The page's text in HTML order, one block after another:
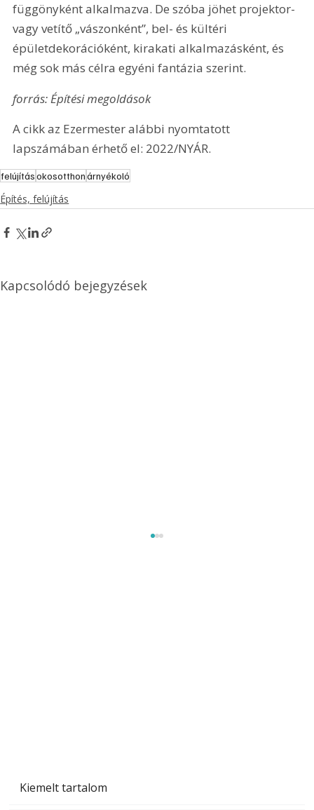
Kiemelt tartalom
függönyként alkalmazva. De szóba jöhet projektor-
vagy vetítő „vászonként”, bel- és kültéri
épületdekorációként, kirakati alkalmazásként, és
még sok más célra egyéni fantázia szerint.
forrás: Építési megoldások
A cikk az Ezermester alábbi nyomtatott
lapszámában érhető el: 2022/NYÁR.
felújításokosotthonárnyékoló
Építés, felújítás
Kapcsolódó bejegyzések